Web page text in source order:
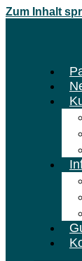
Zum Inhalt